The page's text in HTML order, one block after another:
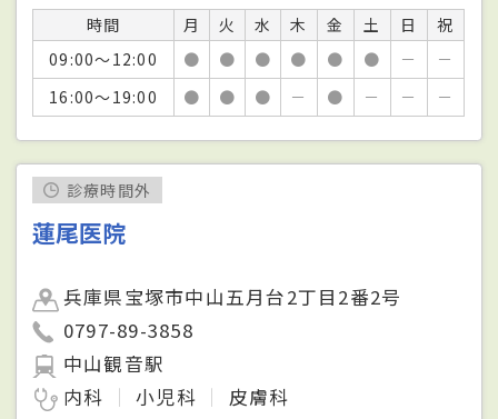
時間 月 火 水 木 金 土 日
祝
09:00～12:00
● ● ● ● ● ● －
－
16:00～19:00
● ● ● － ● － － －
診療時間外
蓮尾医院
兵庫県宝塚市中山五月台2丁目2番2号
0797-89-3858
中山観音駅
内科
小児科 皮膚科